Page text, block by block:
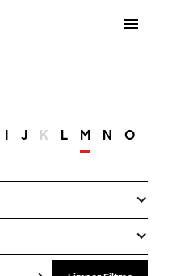
I J K L M N O